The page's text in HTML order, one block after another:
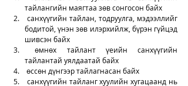
тайлангийн маягтаа зөв сонгосон байх
бодитой, үнэн зөв илэрхийлж, бүрэн гүйцэд
шивсэн байх
өмнөх тайлант үеийн санхүүгийн
тайлантай уялдаатай байх
өссөн дүнгээр тайлагнасан байх